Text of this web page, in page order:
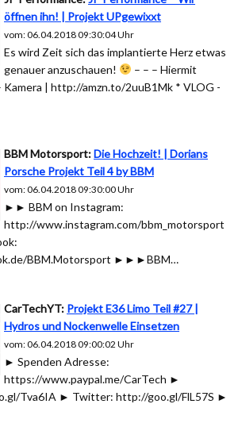
öffnen ihn! | Projekt UPgewixxt
vom: 06.04.2018 09:30:04 Uhr
Es wird Zeit sich das implantierte Herz etwas
genauer anzuschauen!
– – – Hiermit
| http://amzn.to/2uuB1Mk * VLOG -
BBM Motorsport:Die Hochzeit! | Dorians
Porsche Projekt Teil 4 by BBM
vom: 06.04.2018 09:30:00 Uhr
►► BBM on Instagram:
http://www.instagram.com/bbm_motorsport
BBM.Motorsport ►►►BBM…
CarTechYT: Projekt E36 Limo Teil #27 |
Hydros und Nockenwelle Einsetzen
vom: 06.04.2018 09:00:02 Uhr
► Spenden Adresse:
https://www.paypal.me/CarTech ►
Tva6IA ► Twitter: http://goo.gl/FlL57S ►